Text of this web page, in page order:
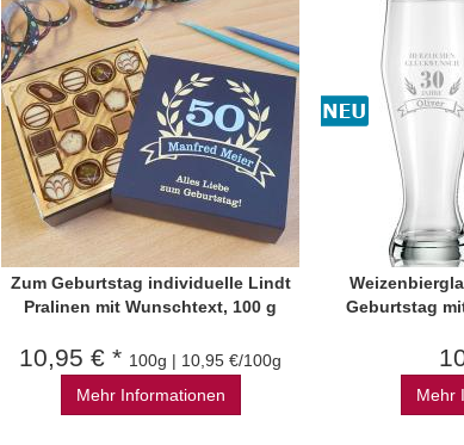
Zum Geburtstag individuelle Lindt
Pralinen mit Wunschtext, 100 g
10,95 € * 100g | 10,95 €/100g
Mehr Informationen
Geburtstag
Mehr